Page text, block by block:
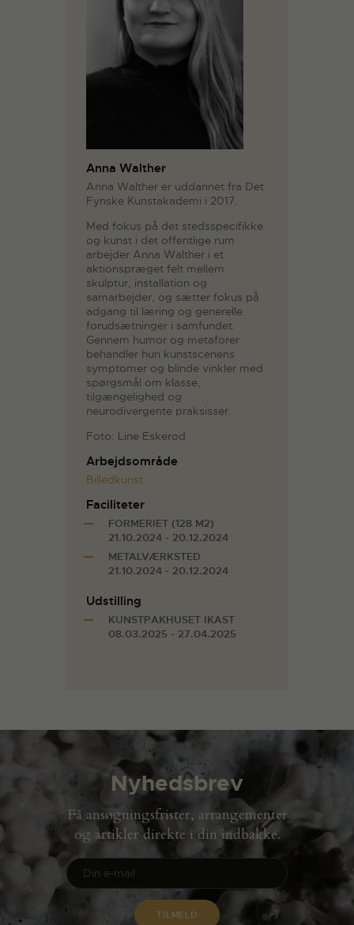
Anna Walther
Anna Walther er uddannet fra Det
Fynske Kunstakademi i 2017.
Med fokus på det stedsspecifikke
og kunst i det offentlige rum
arbejder Anna Walther i et
aktionspræget felt mellem
skulptur, installation og
samarbejder, og sætter fokus på
adgang til læring og generelle
forudsætninger i samfundet.
Gennem humor og metaforer
behandler hun kunstscenens
symptomer og blinde vinkler med
spørgsmål om klasse,
tilgængelighed og
neurodivergente praksisser.
Foto: Line Eskerod
Arbejdsområde
Billedkunst
Faciliteter
FORMERIET (128 M2)
21.10.2024 - 20.12.2024
METALVÆRKSTED
21.10.2024 - 20.12.2024
Udstilling
KUNSTPAKHUSET IKAST
08.03.2025 - 27.04.2025
Nyhedsbrev
Få ansøgningsfrister, arrangementer
og artikler direkte i din indbakke.